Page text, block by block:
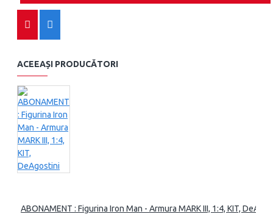
ACEEAȘI PRODUCĂTORI
ABONAMENT : Figurina Iron Man - Armura MARK III, 1:4, KIT,